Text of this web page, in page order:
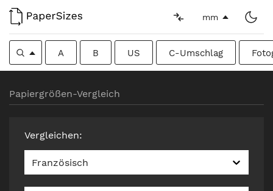
mm
A B US C-Umschlag
Papiergrößen-Vergleich
Vergleichen:
Französisch